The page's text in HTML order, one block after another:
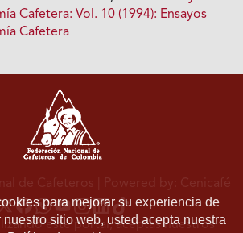
Cafetera: Vol. 10 (1994): Ensayos
Cafetera
para mejorar su experiencia de
sitio web, usted acepta nuestra
de Cafeteros | Powered by: Cenicafé
este portal, aceptas nuestros